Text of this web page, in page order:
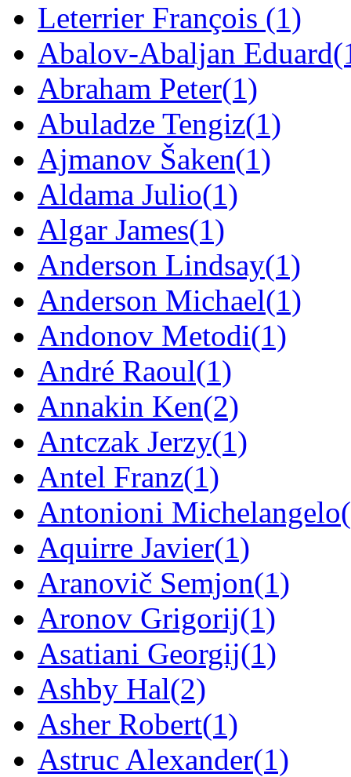
Leterrier François (1)
Abalov-Abaljan Eduard
Abraham Peter(1)
Abuladze Tengiz(1)
Ajmanov Šaken(1)
Aldama Julio(1)
Algar James(1)
Anderson Lindsay(1)
Anderson Michael(1)
Andonov Metodi(1)
André Raoul(1)
Annakin Ken(2)
Antczak Jerzy(1)
Antel Franz(1)
Antonioni Michelangelo
Aquirre Javier(1)
Aranovič Semjon(1)
Aronov Grigorij(1)
Asatiani Georgij(1)
Ashby Hal(2)
Asher Robert(1)
Astruc Alexander(1)